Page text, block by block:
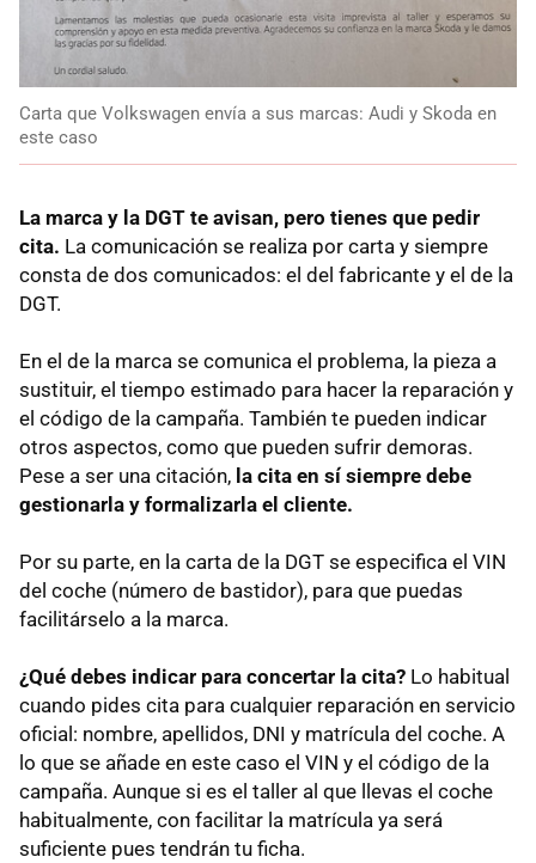
Carta que Volkswagen envía a sus marcas: Audi y Skoda en
este caso
La marca y la DGT te avisan, pero tienes que pedir
cita. La comunicación se realiza por carta y siempre
consta de dos comunicados: el del fabricante y el de la
DGT.
En el de la marca se comunica el problema, la pieza a
sustituir, el tiempo estimado para hacer la reparación y
el código de la campaña. También te pueden indicar
otros aspectos, como que pueden sufrir demoras.
Pese a ser una citación, la cita en sí siempre debe
gestionarla y formalizarla el cliente.
Por su parte, en la carta de la DGT se especifica el VIN
del coche (número de bastidor), para que puedas
facilitárselo a la marca.
¿Qué debes indicar para concertar la cita? Lo habitual
cuando pides cita para cualquier reparación en servicio
oficial: nombre, apellidos, DNI y matrícula del coche. A
lo que se añade en este caso el VIN y el código de la
campaña. Aunque si es el taller al que llevas el coche
habitualmente, con facilitar la matrícula ya será
suficiente pues tendrán tu ficha.